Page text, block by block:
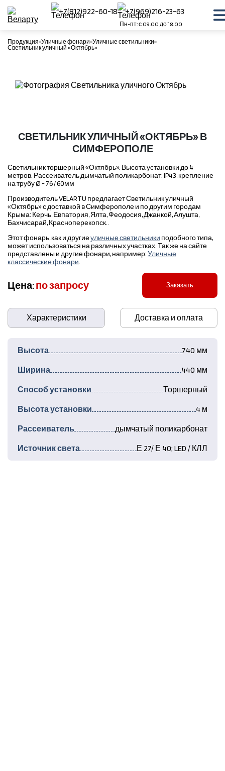
+7(812)922-60-18 +7(969)216-23-63
Пн-пт: с 09.00 до 18.00
Продукция Уличные фонари Уличные светильники
Светильник уличный «Октябрь»
СВЕТИЛЬНИК УЛИЧНЫЙ «ОКТЯБРЬ» В
СИМФЕРОПОЛЕ
Светильник торшерный «Октябрь». Высота установки до 4
метров. Рассеиватель дымчатый поликарбонат. IP43, крепление
на трубу Ø - 76 / 60мм
Производитель VELARTU предлагает Светильник уличный
«Октябрь» с доставкой в Симферополе и по другим городам
Крыма: Керчь, Евпатория, Ялта, Феодосия, Джанкой, Алушта,
Бахчисарай, Красноперекопск..
Этот фонарь, как и другиеуличные светильники подобного типа,
может использоваться на различных участках. Так же на сайте
представлены и другие фонари, например:Уличные
классические фонари
Цена:по запросу Заказать
Характеристики Доставка и оплата
Высота 740 мм
Ширина 440 мм
Способ установки Торшерный
Высота установки 4 м
Рассеиватель дымчатый поликарбонат
Источник света Е 27/ Е 40; LED / КЛЛ